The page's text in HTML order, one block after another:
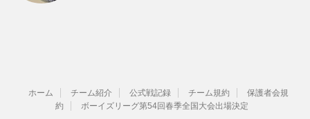
ホーム チーム紹介 公式戦記録 チーム規約
保護者会規
約
ボーイズリーグ第54回春季全国大会出場決定